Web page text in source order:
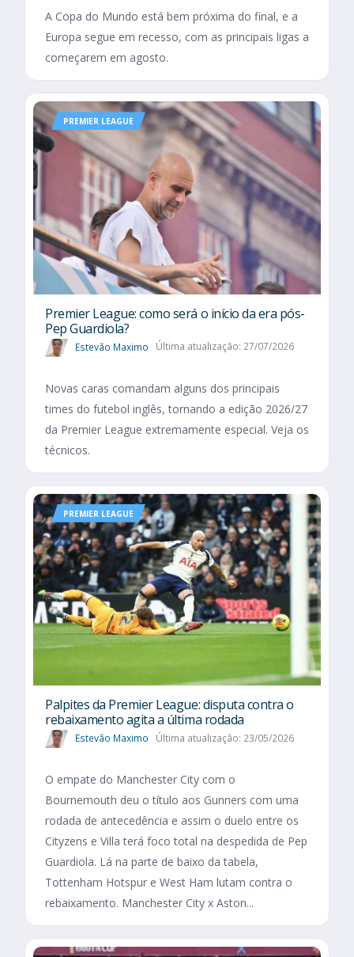
A Copa do Mundo está bem próxima do final, e a
Europa segue em recesso, com as principais ligas a
começarem em agosto.
PREMIER LEAGUE
Premier League: como será o início da era pós-
Pep Guardiola?
Estevão Maximo Última atualização: 27/07/2026
Novas caras comandam alguns dos principais
times do futebol inglês, tornando a edição 2026/27
da Premier League extremamente especial. Veja os
técnicos.
PREMIER LEAGUE
Palpites da Premier League: disputa contra o
rebaixamento agita a última rodada
Estevão Maximo Última atualização: 23/05/2026
O empate do Manchester City com o
Bournemouth deu o título aos Gunners com uma
rodada de antecedência e assim o duelo entre os
Cityzens e Villa terá foco total na despedida de Pep
Guardiola. Lá na parte de baixo da tabela,
Tottenham Hotspur e West Ham lutam contra o
rebaixamento. Manchester City x Aston...